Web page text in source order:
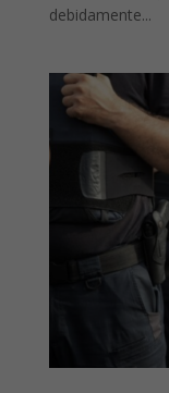
debidamente...